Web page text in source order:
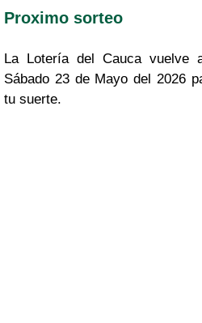
Proximo sorteo
La Lotería del Cauca vuelve
Sábado 23 de Mayo del 2026
tu suerte.